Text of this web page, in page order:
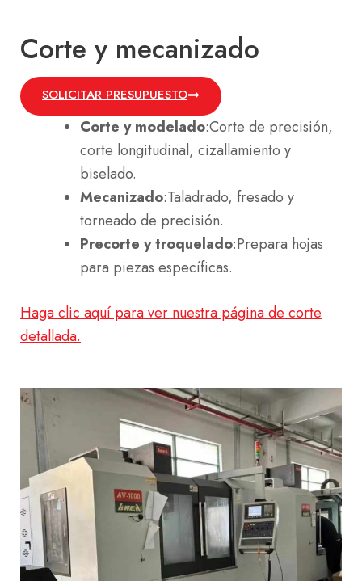
Corte y mecanizado
SOLICITAR PRESUPUESTO
Corte y modelado:Corte de precisión,
corte longitudinal, cizallamiento y
biselado.
Mecanizado:Taladrado, fresado y
torneado de precisión.
Precorte y troquelado:Prepara hojas
para piezas específicas.
Haga clic aquí para ver nuestra página de corte
detallada.